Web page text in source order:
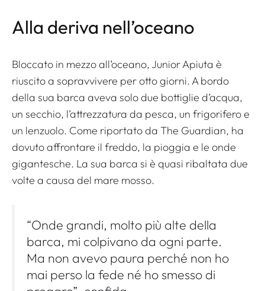
Alla deriva nell’oceano
Bloccato in mezzo all’oceano, Junior Apiuta è
riuscito a sopravvivere per otto giorni. A bordo
della sua barca aveva solo due bottiglie d’acqua,
un secchio, l’attrezzatura da pesca, un frigorifero e
un lenzuolo. Come riportato da The Guardian, ha
dovuto affrontare il freddo, la pioggia e le onde
gigantesche. La sua barca si è quasi ribaltata due
volte a causa del mare mosso.
“Onde grandi, molto più alte della
barca, mi colpivano da ogni parte.
Ma non avevo paura perché non ho
mai perso la fede né ho smesso di